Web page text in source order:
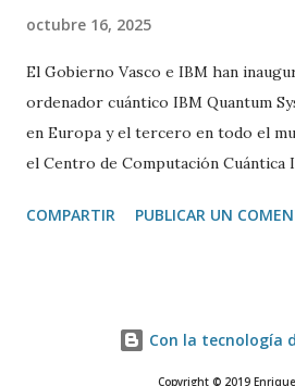
octubre 16, 2025
El Gobierno Vasco e IBM han
ordenador cuántico IBM Quantum
en Europa y el tercero en todo el
el Centro de Computación Cuántica
siete metros de ancho por 4 de
funcionamiento. La base de un
cubits. Funcionan de manera muy
COMPARTIR PUBLICAR UN
Con la tecnología
Copyright © 2019